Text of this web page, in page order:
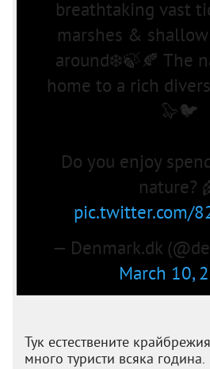
breathtaking vast
marshes &
around❄️🍃🍂 The
home to a rich
🦭🐦
Do you enjoy
nature?
pic.twitter.com/
— Denmark.dk
March 10,
Тук естествените
много туристи всяка година.